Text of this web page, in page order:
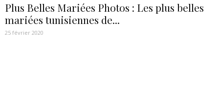
Plus Belles Mariées Photos : Les plus belles
mariées tunisiennes de...
25 février 2020